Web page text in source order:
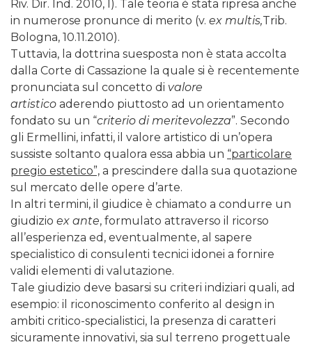
Riv. Dir. Ind. 2010, I). Tale teoria è stata ripresa anche
in numerose pronunce di merito (v. ex multis,Trib.
Bologna, 10.11.2010).
Tuttavia, la dottrina suesposta non è stata accolta
dalla Corte di Cassazione la quale si è recentemente
pronunciata sul concetto di valore
artistico aderendo piuttosto ad un orientamento
fondato su un “criterio di meritevolezza”. Secondo
gli Ermellini, infatti, il valore artistico di un’opera
sussiste soltanto qualora essa abbia un “particolare
pregio estetico”, a prescindere dalla sua quotazione
sul mercato delle opere d’arte.
In altri termini, il giudice è chiamato a condurre un
giudizio ex ante, formulato attraverso il ricorso
all’esperienza ed, eventualmente, al sapere
specialistico di consulenti tecnici idonei a fornire
validi elementi di valutazione.
Tale giudizio deve basarsi su criteri indiziari quali, ad
esempio: il riconoscimento conferito al design in
ambiti critico-specialistici, la presenza di caratteri
sicuramente innovativi, sia sul terreno progettuale